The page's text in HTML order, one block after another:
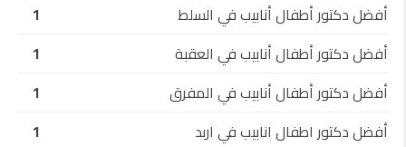
أفضل دكتور أطفال أنابيب في السلط
1
أفضل دكتور أطفال أنابيب في العقبة
1
أفضل دكتور أطفال أنابيب في المفرق
1
أفضل دكتور اطفال انابيب في اربد
1